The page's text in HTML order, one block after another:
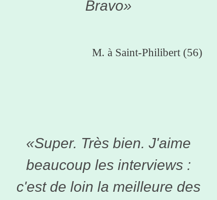
Bravo»
M. à Saint-Philibert (56)
«Super. Très bien. J'aime
beaucoup les interviews :
c'est de loin la meilleure des